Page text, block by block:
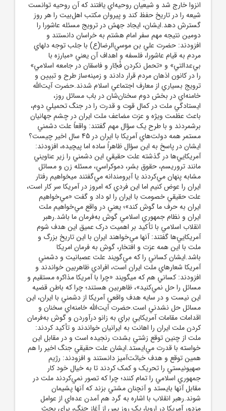
انزوا خارج شد و شيعيان روحيه‌اي يافتند که آن روحيه توانست
شيعه را در تاريخ حفظ کند و پيروان مکتب اهل‌بيت را هر روز
گسترش دهد.ايشان، ايجاد جهش در ترويج مسئله عاشورا را
دومين نتيجه مهم سفر امام هشتم به خراسان دانستند و
افزودند: حضرت علي بن موسي‌الرضا(ع) با جلب توجه دلهاي
مردم به قيام عاشورا، فلسفه و اهداف آن يعني «مبارزه با
بي‌عدالتي» و «تحمل نکردن فُجّار و فاسقان در جامعه اسلامي»
را در کانون اذهان مردم قرار دادند و زمينه‌ساز طرح و تبيين و
ترويج بسياري از معارف اجتماعي اسلام شدند.حضرت آيت‌الله
خامنه‌اي در بخش دوم سخنان‌شان در باب مسائل روز،
ايستادگي ملت در کمال قوت و قدرت را در جنگ تحميلي دوم،
باعث عظمت ويژه و عزت مضاعف ملت ايران در چشم جهانيان
برشمردند و با طرح يک سؤال مهم گفتند: واقعاً علت دشمني
مستمر همه دولت‌هاي آمريکا با ايران در 45 سال اخير چيست؟
ايشان در پاسخ به اين سؤال ظاهراً ساده اما پيچيده، افزودند:
آمريکايي‌ها در گذشته علت حقيقي اين دشمني را زير عناويني
مانند تروريسم، حقوق بشر، دموکراسي، مسئله زن و مسائل
مشابه پنهان مي‌کردند يا آبرومندانه مي‌گفتند ميخواهيم رفتار
ايران را عوض کنيم اما اين فردي که امروز در آمريکا سر کار است،
علت حقيقي خصومت با ايران را لو داد و گفت «مي‌خواهيم
ايران به حرف ما گوش کند»؛ يعني در واقع مي‌خواهيم ملت
ايران و نظام جمهوري اسلامي گوش به‌فرمان ما باشد.رهبر
انقلاب اسلامي با تأکيد بر اهميت درک عميق اين هدف شوم
آمريکايي‌ها گفتند: آنها مي‌خواهند ايران با اين تاريخ بزرگ و
ملت با اين همه عزت و افتخار، گوش به‌ فرمان امريکا
باشد.ايشان کساني را که مي‌گويند علت عصبانيت و دشمني
آمريکا شعار‌هاي ملت ايران است، افرادي ظاهربين خواندند و
افزودند: کساني هم که ميگويند «چرا با آمريکا مذاکره مستقيم و
مسائل را حل نمي‌کنيد»، ظاهربين هستند؛ چرا که باطن قضيه
اين نيست و در سايه هدف واقعي آمريکا از دشمني با ايران، اين
مسائل حل نشدني است.حضرت آيت‌الله خامنه‌اي سخنان و
اقدامات مقامات آمريکايي براي به زانو درآوردن و گوش به‌فرمان
کردن ملت ايران را اهانت به ايرانيان خواندند و تأکيد کردند:
ملت از چنين توقع زشتي بشدت رنجيده است و در مقابل اين
خواسته با قدرت مي‌ايستد.ايشان علت حقيقي جنگ اخير را هم
همين توقع و هدف خباثت‌آميز دانستند و افزودند: رژيم
صهيونيستي را تحريک و کمک کردند تا به خيال خود کار
جمهوري اسلامي را تمام کنند؛ چرا که تصور نمي‌کردند ملت در
مقابل آنها بايستد و آنچنان مشتي بزند که آنها پشيمان
شوند.رهبر انقلاب با اشاره به گرد هم آمدن عده‌اي از عوامل
مزدور آمريکا در اروپا، يک روز پس از آغاز جنگ، براي بحث